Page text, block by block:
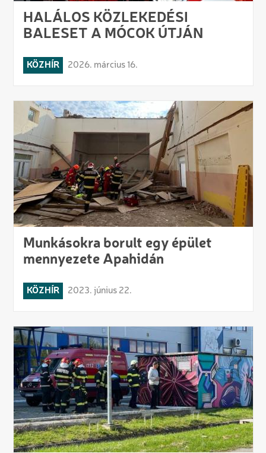
HALÁLOS KÖZLEKEDÉSI
BALESET A MÓCOK ÚTJÁN
KÖZHÍR 2026. március 16.
Munkásokra borult egy épület
mennyezete Apahidán
KÖZHÍR 2023. június 22.